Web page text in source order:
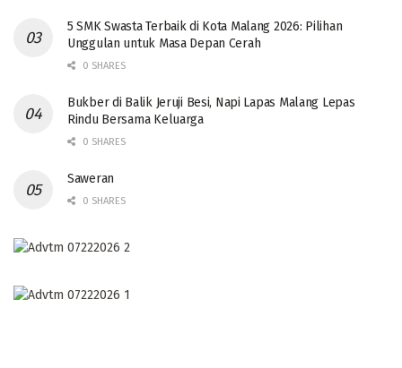
5 SMK Swasta Terbaik di Kota Malang 2026: Pilihan
Unggulan untuk Masa Depan Cerah
0 SHARES
Bukber di Balik Jeruji Besi, Napi Lapas Malang Lepas
Rindu Bersama Keluarga
0 SHARES
Saweran
0 SHARES